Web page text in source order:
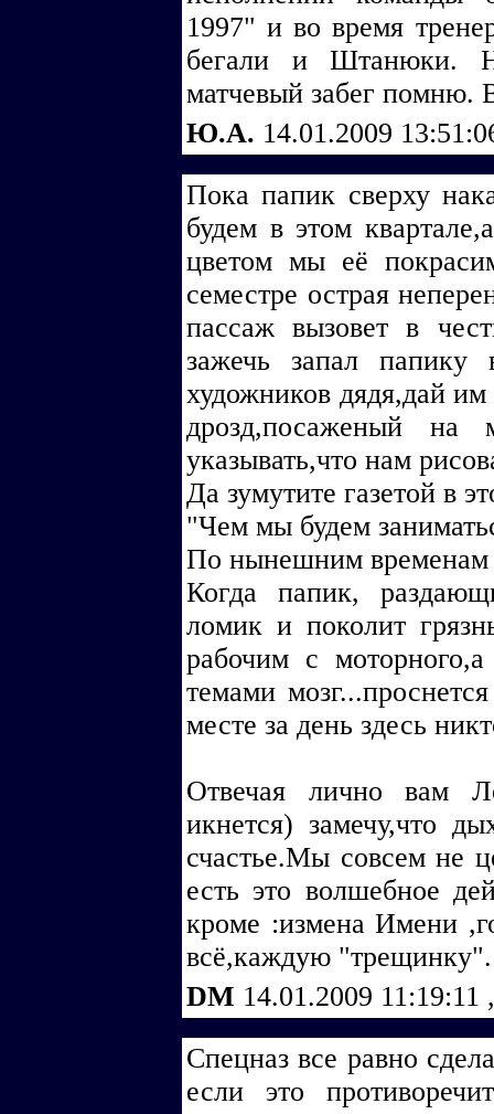
1997" и во время
бегали и Штанюки.
матчевый забег помню.
Ю.А. 14.01.2009
Пока папик сверху
будем в этом
цветом мы её
семестре острая
пассаж вызовет в
зажечь запал
художников дядя,дай
дрозд,посаженый на
указывать,что нам
Да зумутите газетой в
"Чем мы будем
По нынешним временам
Когда папик,
ломик и поколит
рабочим с
темами
месте за день здесь
Отвечая лично вам
икнется) замечу,что
счастье.Мы совсем не
есть это волшебное
кроме :измена Имени
всё,каждую "трещинку".
DM 14.01.2009 11:19:11 ,
Спецназ все равно
если это